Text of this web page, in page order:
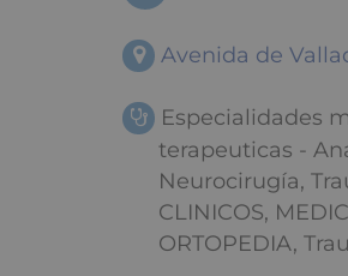
Avenida de
Especialidades
terapeuticas -
Neurocirugía,
CLINICOS,
ORTOPEDIA,